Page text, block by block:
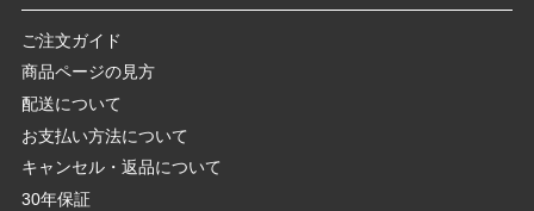
ご注文ガイド
商品ページの見方
配送について
お支払い方法について
キャンセル・返品について
30年保証